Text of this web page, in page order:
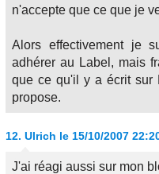
n'accepte que ce que je
Alors effectivement je
adhérer au Label, mais
que ce qu'il y a écrit sur
propose.
12. Ulrich le 15/10/2007
J'ai réagi aussi sur mon